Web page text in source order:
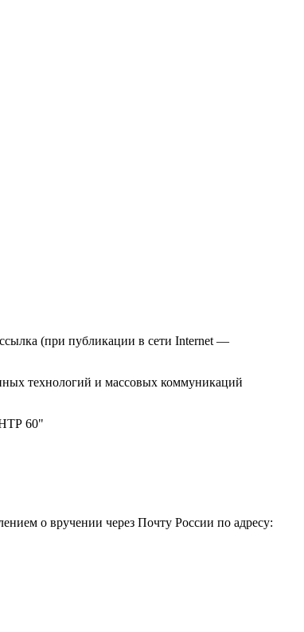
(при публикации в сети Internet —
технологий и массовых коммуникаций
60"
о вручении через Почту России по адресу: